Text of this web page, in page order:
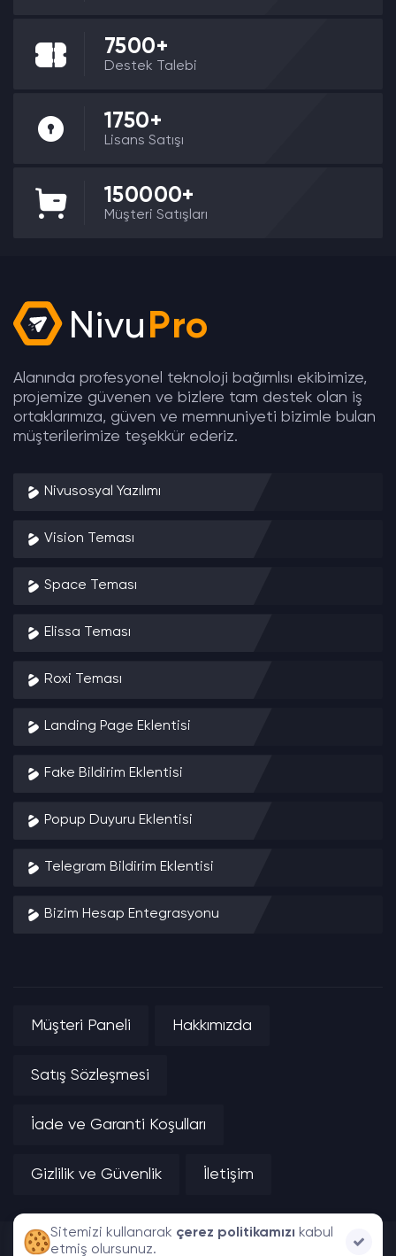
7500+
Destek Talebi
1750+
Lisans Satışı
150000+
Müşteri Satışları
NivuPro
Alanında profesyonel teknoloji bağımlısı ekibimize,
projemize güvenen ve bizlere tam destek olan iş
ortaklarımıza, güven ve memnuniyeti bizimle bulan
müşterilerimize teşekkür ederiz.
Nivusosyal Yazılımı
Vision Teması
Space Teması
Elissa Teması
Roxi Teması
Landing Page Eklentisi
Fake Bildirim Eklentisi
Popup Duyuru Eklentisi
Telegram Bildirim Eklentisi
Bizim Hesap Entegrasyonu
Müşteri Paneli Hakkımızda
Satış Sözleşmesi
İade ve Garanti Koşulları
Gizlilik ve Güvenlik İletişim
Nivusoft Yazılım Bilişim LTD. ŞTİ. | Tüm Hakları Saklıdır.
Sitemizi kullanarak çerez politikamızı kabul
etmiş olursunuz.